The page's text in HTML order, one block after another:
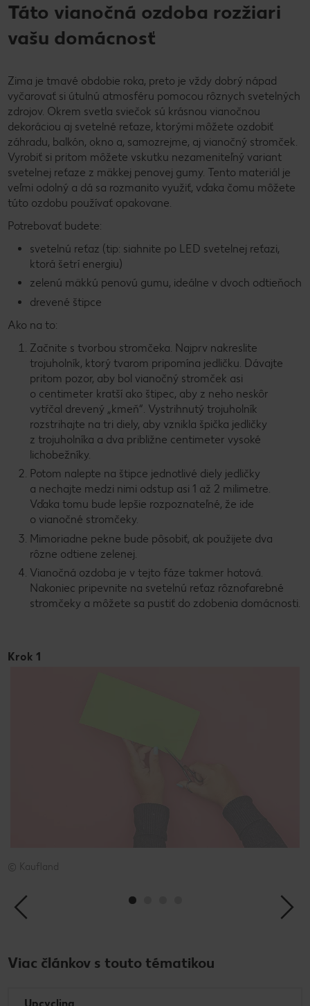
Táto vianočná ozdoba rozžiari
vašu domácnosť
Zima je tmavé obdobie roka, preto je vždy dobrý nápad
vyčarovať si útulnú atmosféru pomocou rôznych svetelných
zdrojov. Okrem svetla sviečok sú krásnou vianočnou
dekoráciou aj svetelné reťaze, ktorými môžete ozdobiť
záhradu, balkón, okno a, samozrejme, aj vianočný stromček.
Vyrobiť si pritom môžete vskutku nezameniteľný variant
svetelnej reťaze z mäkkej penovej gumy. Tento materiál je
veľmi odolný a dá sa rozmanito využiť, vďaka čomu môžete
túto ozdobu používať opakovane.
Potrebovať budete:
svetelnú reťaz (tip: siahnite po LED svetelnej reťazi,
ktorá šetrí energiu)
zelenú mäkkú penovú gumu, ideálne v dvoch odtieňoch
drevené štipce
Ako na to:
Začnite s tvorbou stromčeka. Najprv nakreslite
trojuholník, ktorý tvarom pripomína jedličku. Dávajte
pritom pozor, aby bol vianočný stromček asi
o centimeter kratší ako štipec, aby z neho neskôr
vytŕčal drevený „kmeň“. Vystrihnutý trojuholník
rozstrihajte na tri diely, aby vznikla špička jedličky
z trojuholníka a dva približne centimeter vysoké
lichobežníky.
Potom nalepte na štipce jednotlivé diely jedličky
a nechajte medzi nimi odstup asi 1 až 2 milimetre.
Vďaka tomu bude lepšie rozpoznateľné, že ide
o vianočné stromčeky.
Mimoriadne pekne bude pôsobiť, ak použijete dva
rôzne odtiene zelenej.
Vianočná ozdoba je v tejto fáze takmer hotová.
Nakoniec pripevnite na svetelnú reťaz rôznofarebné
stromčeky a môžete sa pustiť do zdobenia domácnosti.
Krok 1
© Kaufland
Viac článkov s touto tématikou